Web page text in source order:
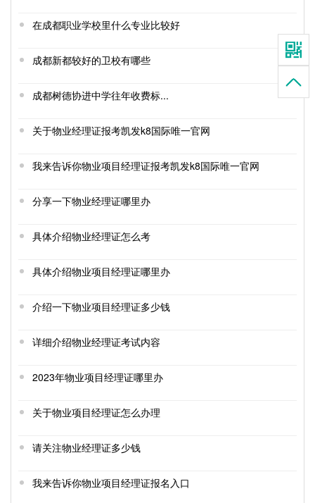
在成都职业学校里什么专业比较好
成都新都较好的卫校有哪些
成都树德协进中学往年收费标...
关于物业经理证报考凯发k8国际唯一官网
我来告诉你物业项目经理证报考凯发k8国际唯一官网
分享一下物业经理证哪里办
具体介绍物业经理证怎么考
具体介绍物业项目经理证哪里办
介绍一下物业项目经理证多少钱
详细介绍物业经理证考试内容
2023年物业项目经理证哪里办
关于物业项目经理证怎么办理
请关注物业经理证多少钱
我来告诉你物业项目经理证报名入口